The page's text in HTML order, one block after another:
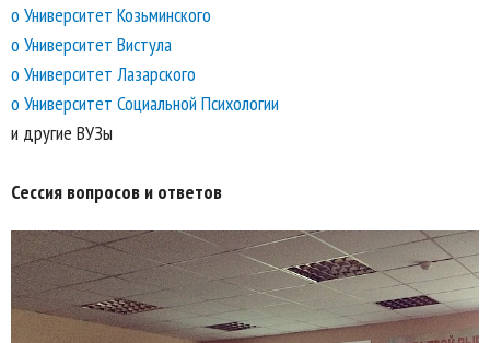
o Университет Козьминского
o Университет Вистула
o Университет Лазарского
o Университет Социальной Психологии
и другие ВУЗы
Сессия вопросов и ответов